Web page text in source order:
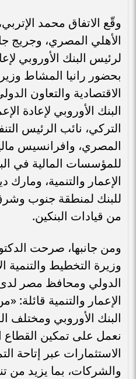
وقّع الاتفاق محمد
الأهلي المصري، وجريج
لرئيس البنك الأوروبي
بحضور رانيا المشاط
الاقتصادية والتعاون
البنك الأوروبي لإعادة
التركي، نائب الرئيس
المصري، وافرانسيس
للمؤسسات المالية في
الإعمار والتنمية، ومارك
للبنك لمنطقة جنوب
من قيادات البنكين.
ومن جانبها، صرحت
وزيرة التخطيط والتنمية
الدولي ومحافظ مصر لدى
الإعمار والتنمية قائلة:
البنك الأوروبي ومختلف
نعمل على تمكين القطاع
الاستثمارات عبر إتاحة
والشركات، بما يزيد من